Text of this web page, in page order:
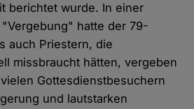
berichtet wurde. In einer
hatte der 79-
auch Priestern, die
missbraucht hätten, vergeben
Gottesdienstbesuchern
und lautstarken